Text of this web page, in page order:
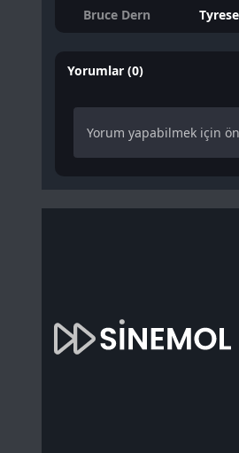
Bruce Dern
Yorumlar (0)
Yorum yapabilmek için